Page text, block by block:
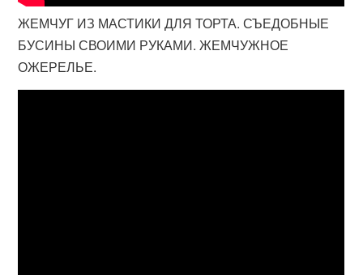
ЖЕМЧУГ ИЗ МАСТИКИ ДЛЯ ТОРТА. СЪЕДОБНЫЕ
БУСИНЫ СВОИМИ РУКАМИ. ЖЕМЧУЖНОЕ
ОЖЕРЕЛЬЕ.